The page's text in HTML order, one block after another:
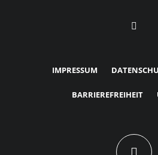
IMPRESSUM
BARRIEREFREIHEIT